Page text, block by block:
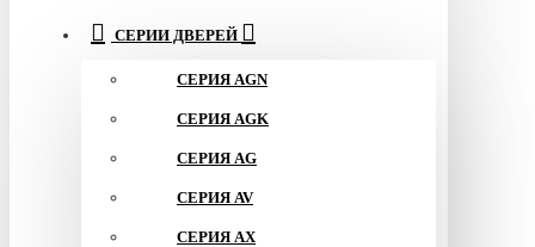
СЕРИИ ДВЕРЕЙ
СЕРИЯ AGN
СЕРИЯ AGK
СЕРИЯ AG
СЕРИЯ AV
СЕРИЯ AX